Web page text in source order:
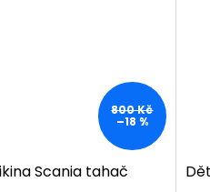
800 Kč
–18 %
Scania tahač